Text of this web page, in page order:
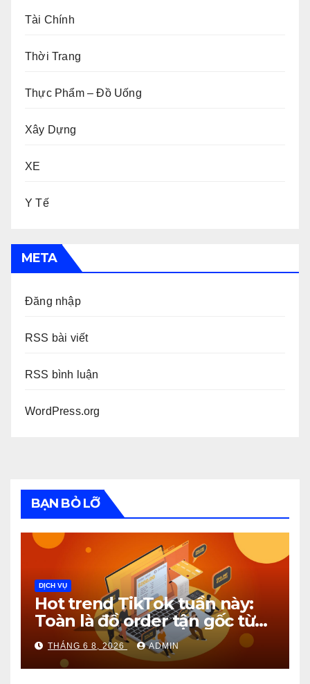
Tài Chính
Thời Trang
Thực Phẩm – Đồ Uống
Xây Dựng
XE
Y Tế
META
Đăng nhập
RSS bài viết
RSS bình luận
WordPress.org
BẠN BỎ LỠ
DỊCH VỤ
Hot trend TikTok tuần này:
Toàn là đồ order tận gốc từ
1688!
THÁNG 6 8, 2026 ADMIN